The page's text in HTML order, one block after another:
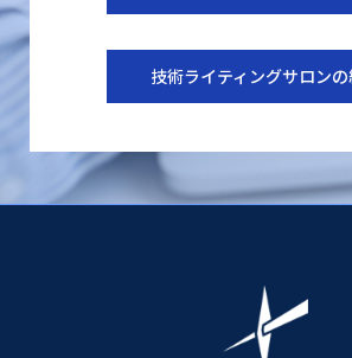
技術ライティングサロン